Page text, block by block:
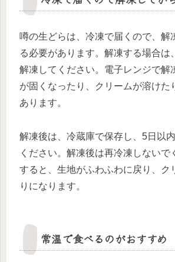
噂の生どらは、冷凍で届くので、解
る必要があります。解凍する場合は
解凍してください。電子レンジで解
が固くなったり、クリームが溶けた
あります。
解凍後は、冷蔵庫で保存し、5日以
ください。解凍後は再冷凍しないで
すると、生地がふわふわに戻り、ク
りになります。
常温で食べるのがおすすめ